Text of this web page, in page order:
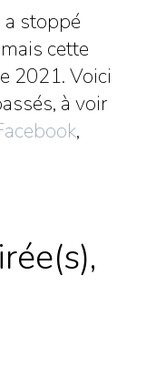
stoppé
cette
2021. Voici
à voir
,